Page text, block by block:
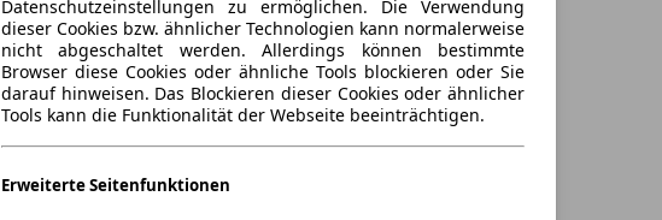
Datenschutzeinstellungen zu ermöglichen. Die Verwendung
dieser Cookies bzw. ähnlicher Technologien kann normalerweise
nicht abgeschaltet werden. Allerdings können bestimmte
Browser diese Cookies oder ähnliche Tools blockieren oder Sie
darauf hinweisen. Das Blockieren dieser Cookies oder ähnlicher
Tools kann die Funktionalität der Webseite beeinträchtigen.
Erweiterte Seitenfunktionen